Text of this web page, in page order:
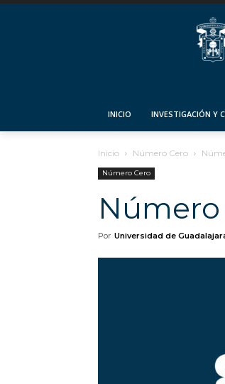
INICIO INVESTIGACIÓN Y
Inicio Número Cero
Número Cero
Número
Por Universidad de